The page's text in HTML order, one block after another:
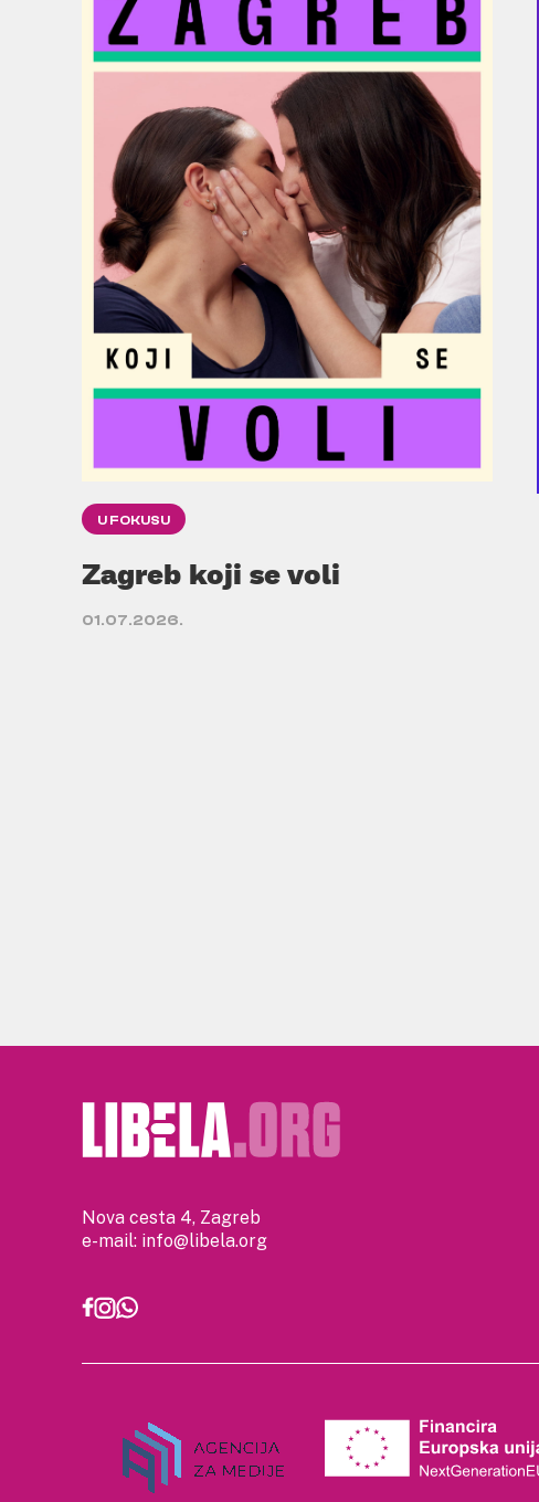
U FOKUSU
Zagreb koji se voli
01.07.2026.
Nova cesta 4, Zagreb
e-mail: info@libela.org